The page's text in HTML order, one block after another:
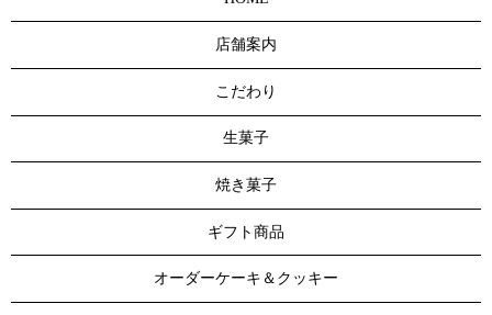
店舗案内
こだわり
生菓子
焼き菓子
ギフト商品
オーダーケーキ＆クッキー